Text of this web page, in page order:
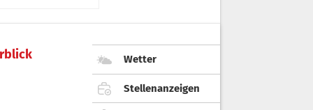
Wetter
Stellenanzeigen